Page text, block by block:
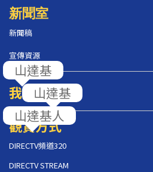
新聞室
新聞稿
宣傳資源
我們的節目
觀賞方式
DIRECTV頻道320
DIRECTV STREAM